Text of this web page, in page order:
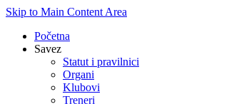
Skip to Main Content Area
Početna
Savez
Statut i pravilnici
Organi
Klubovi
Treneri